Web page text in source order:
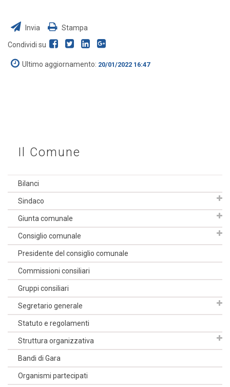
Invia Stampa
Condividi su
Ultimo aggiornamento: 20/01/2022 16:47
Il Comune
Bilanci
Sindaco
Giunta comunale
Consiglio comunale
Presidente del consiglio comunale
Commissioni consiliari
Gruppi consiliari
Segretario generale
Statuto e regolamenti
Struttura organizzativa
Bandi di Gara
Organismi partecipati